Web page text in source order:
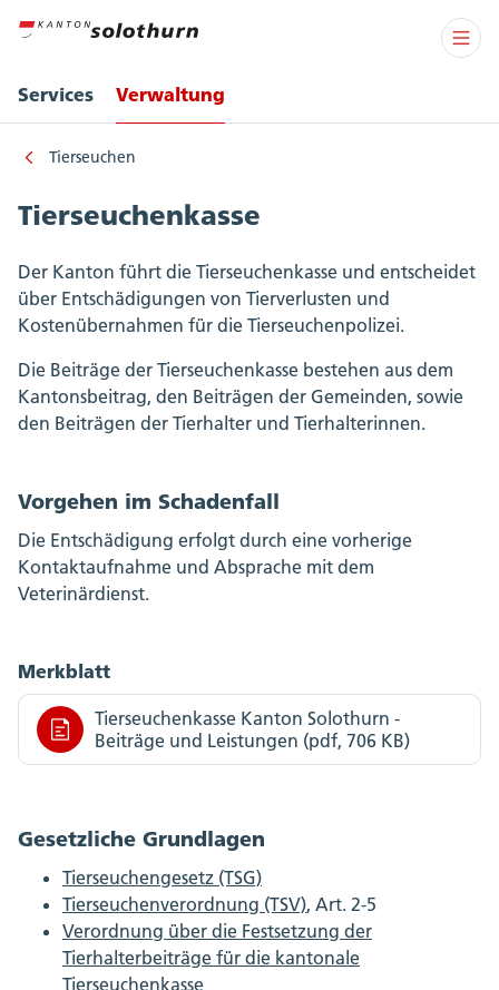
Services Verwaltung
Tierseuchen
Tierseuchenkasse
Der Kanton führt die Tierseuchenkasse und entscheidet
über Entschädigungen von Tierverlusten und
Kostenübernahmen für die Tierseuchenpolizei.
Die Beiträge der Tierseuchenkasse bestehen aus dem
Kantonsbeitrag, den Beiträgen der Gemeinden, sowie
den Beiträgen der Tierhalter und Tierhalterinnen.
Vorgehen im Schadenfall
Die Entschädigung erfolgt durch eine vorherige
Kontaktaufnahme und Absprache mit dem
Veterinärdienst.
Merkblatt
Tierseuchenkasse Kanton Solothurn -
Beiträge und Leistungen (pdf, 706 KB)
Gesetzliche Grundlagen
Tierseuchengesetz (TSG)
Tierseuchenverordnung (TSV), Art. 2-5
Verordnung über die Festsetzung der
Tierhalterbeiträge für die kantonale
Tierseuchenkasse